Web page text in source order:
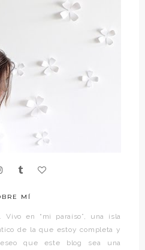
MÍ
Vivo en “mi paraíso”, una isla
de la que estoy completa y
que este blog sea una